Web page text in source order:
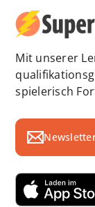
Mit unserer
spielerisch